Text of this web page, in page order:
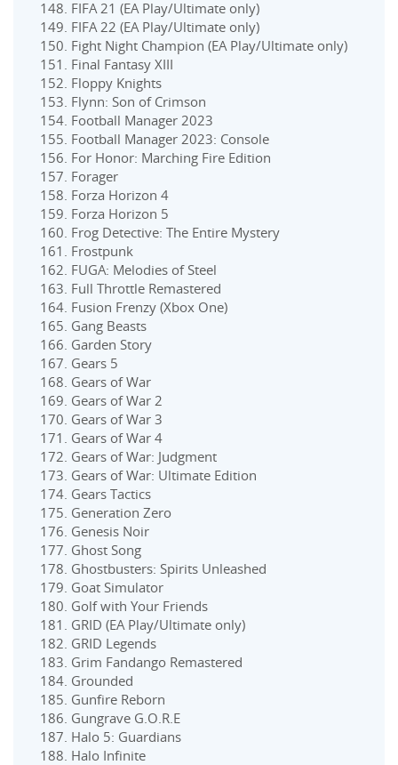
FIFA 21 (EA Play/Ultimate only)
FIFA 22 (EA Play/Ultimate only)
Fight Night Champion (EA Play/Ultimate only)
Final Fantasy XIII
Floppy Knights
Flynn: Son of Crimson
Football Manager 2023
Football Manager 2023: Console
For Honor: Marching Fire Edition
Forager
Forza Horizon 4
Forza Horizon 5
Frog Detective: The Entire Mystery
Frostpunk
FUGA: Melodies of Steel
Full Throttle Remastered
Fusion Frenzy (Xbox One)
Gang Beasts
Garden Story
Gears 5
Gears of War
Gears of War 2
Gears of War 3
Gears of War 4
Gears of War: Judgment
Gears of War: Ultimate Edition
Gears Tactics
Generation Zero
Genesis Noir
Ghost Song
Ghostbusters: Spirits Unleashed
Goat Simulator
Golf with Your Friends
GRID (EA Play/Ultimate only)
GRID Legends
Grim Fandango Remastered
Grounded
Gunfire Reborn
Gungrave G.O.R.E
Halo 5: Guardians
Halo Infinite